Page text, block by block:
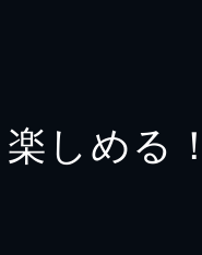
しめる！